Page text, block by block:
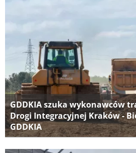
GDDKIA szuka wykonawców
Drogi Integracyjnej Kraków -
GDDKIA